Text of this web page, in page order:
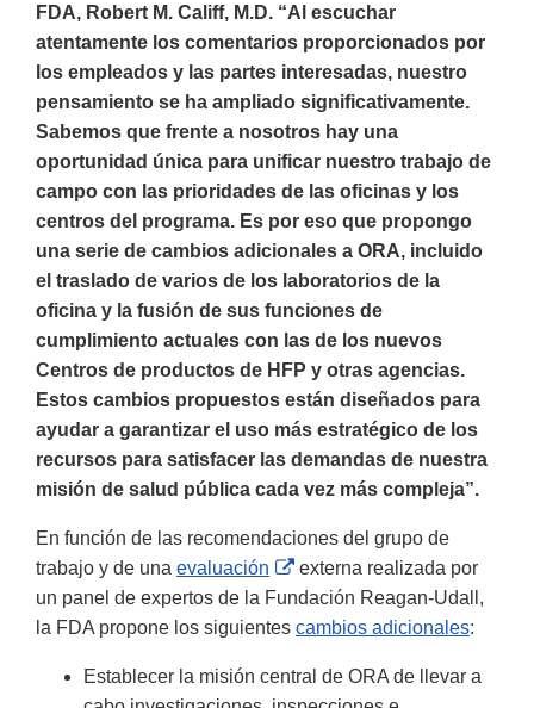
FDA, Robert M. Califf, M.D. “Al escuchar
atentamente los comentarios proporcionados por
los empleados y las partes interesadas, nuestro
pensamiento se ha ampliado significativamente.
Sabemos que frente a nosotros hay una
oportunidad única para unificar nuestro trabajo de
campo con las prioridades de las oficinas y los
centros del programa. Es por eso que propongo
una serie de cambios adicionales a ORA, incluido
el traslado de varios de los laboratorios de la
oficina y la fusión de sus funciones de
cumplimiento actuales con las de los nuevos
Centros de productos de HFP y otras agencias.
Estos cambios propuestos están diseñados para
ayudar a garantizar el uso más estratégico de los
recursos para satisfacer las demandas de nuestra
misión de salud pública cada vez más compleja”.
En función de las recomendaciones del grupo de
trabajo y de una evaluación
External
Link
Disclaimer
externa realizada por
un panel de expertos de la Fundación Reagan-Udall,
la FDA propone los siguientes cambios adicionales:
Establecer la misión central de ORA de llevar a